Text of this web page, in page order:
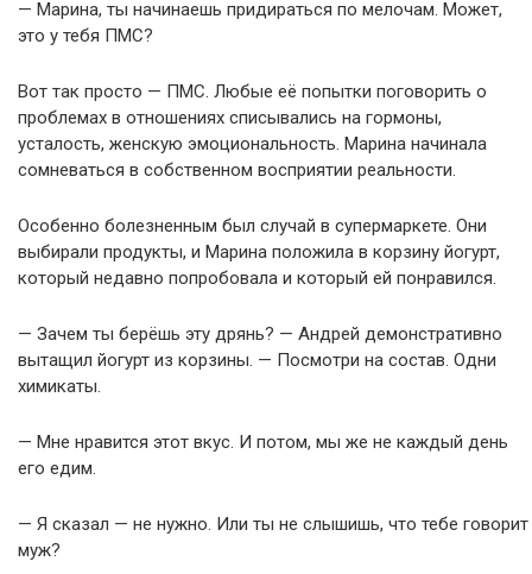
— Марина, ты начинаешь придираться по мелочам. Может,
это у тебя ПМС?
Вот так просто — ПМС. Любые её попытки поговорить о
проблемах в отношениях списывались на гормоны,
усталость, женскую эмоциональность. Марина начинала
сомневаться в собственном восприятии реальности.
Особенно болезненным был случай в супермаркете. Они
выбирали продукты, и Марина положила в корзину йогурт,
который недавно попробовала и который ей понравился.
— Зачем ты берёшь эту дрянь? — Андрей демонстративно
вытащил йогурт из корзины. — Посмотри на состав. Одни
химикаты.
— Мне нравится этот вкус. И потом, мы же не каждый день
его едим.
— Я сказал — не нужно. Или ты не слышишь, что тебе говорит
муж?